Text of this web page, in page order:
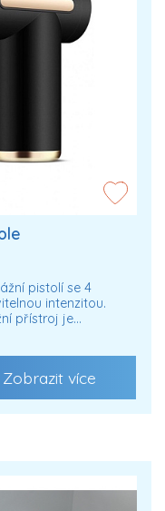
pistolí se 4
intenzitou.
přístroj je…
Zobrazit více